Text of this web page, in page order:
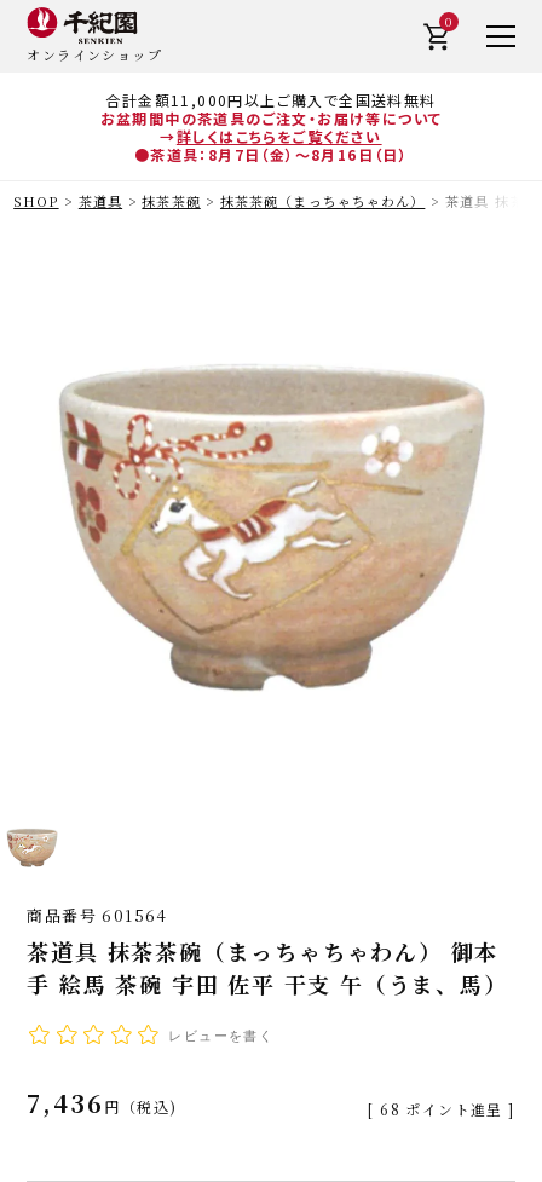
合計金額11,000円以上ご購入で全国送料無料
お盆期間中の茶道具のご注文・お届け等について
→詳しくはこちらをご覧ください
●茶道具：8月7日（金）～8月16日（日）
オンラインショップ
0
SHOP 茶道具 抹茶茶碗 抹茶茶碗（まっちゃちゃわん） 茶道具 抹茶
商品番号 601564
茶道具 抹茶茶碗（まっちゃちゃわん） 御本
手 絵馬 茶碗 宇田 佐平 干支 午（うま、馬）
レビューを書く
7,436 税込 [ 68 ポイント進呈 ]